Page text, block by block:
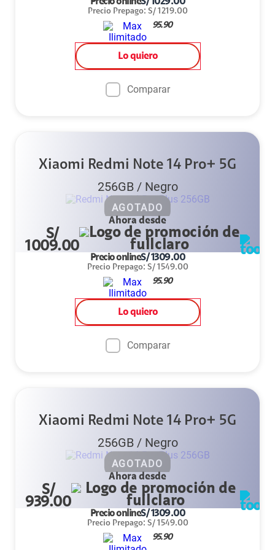
Precio Prepago: S/ 1219.00
95.90
Lo quiero
Comparar
Xiaomi Redmi Note 14 Pro+ 5G
256GB/ Negro
AGOTADO
Ahora desde
S/
1009.00
Precio onlineS/1309.00
Precio Prepago: S/ 1549.00
95.90
Lo quiero
Comparar
Xiaomi Redmi Note 14 Pro+ 5G
256GB/ Negro
AGOTADO
Ahora desde
S/
939.00
Precio onlineS/1309.00
Precio Prepago: S/ 1549.00
95.90